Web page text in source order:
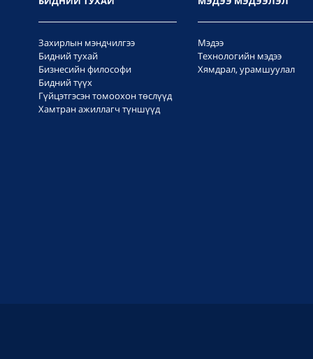
Захирлын мэндчилгээ
Бидний тухай
Бизнесийн философи
Бидний түүх
Гүйцэтгэсэн томоохон төслүүд
Хамтран ажиллагч түншүүд
Мэдээ
Технологийн мэдээ
Хямдрал, урамшуулал